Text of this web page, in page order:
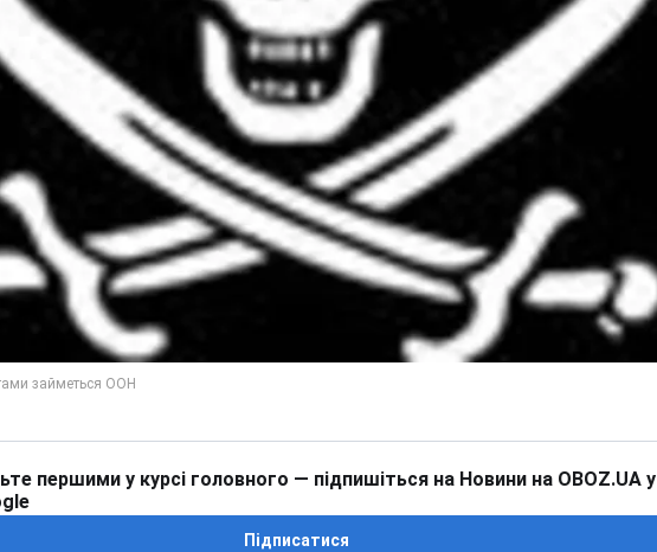
першими у курсі головного — підпишіться на Новини на OBOZ.UA у
Підписатися